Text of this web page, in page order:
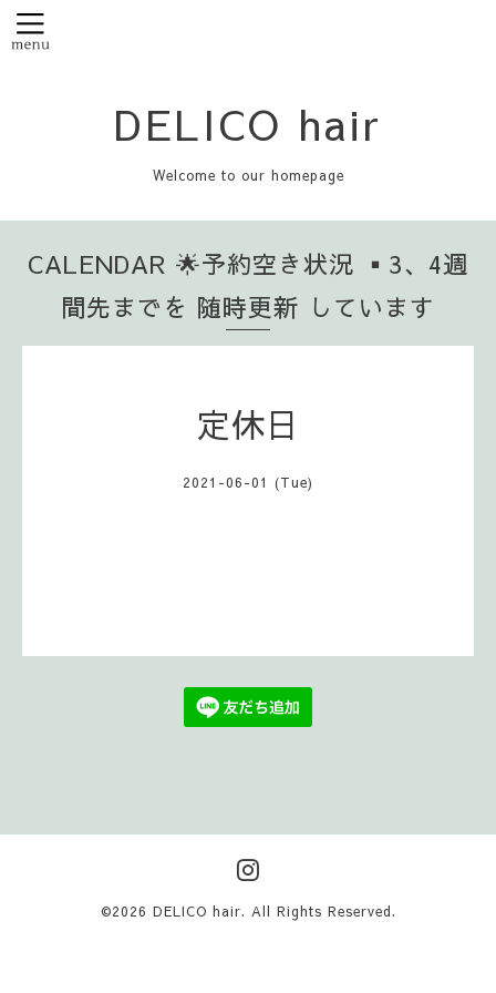
DELICO hair
Welcome to our homepage
CALENDAR 🌟予約空き状況 ▪️3、4週
間先までを 随時更新 しています
定休日
2021-06-01 (Tue)
©2026 DELICO hair. All Rights Reserved.